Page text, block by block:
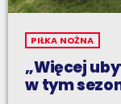
PIŁKA NOŻNA
„Więcej
w tym